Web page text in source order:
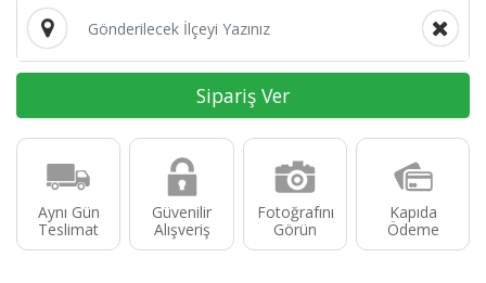
Sipariş Ver
Aynı Gün
Teslimat
Güvenilir
Alışveriş
Fotoğrafını
Görün
Kapıda
Ödeme